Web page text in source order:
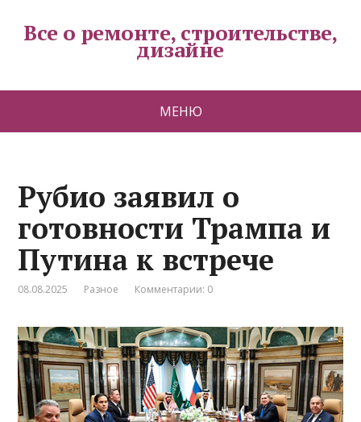
Все о ремонте, строительстве,
дизайне
МЕНЮ
Рубио заявил о
готовности Трампа и
Путина к встрече
08.08.2025 Разное Комментарии: 0